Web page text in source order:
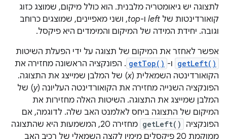
לתצוגה יש גיאומטריה מלבנית. הוא כולל מיקום, שמוצג כזוג
קואורדינטות של left ו-top, ושני מאפיינים, שמוצגים כרוחב
וגובה. יחידת המידה של המיקום והמימדים היא פיקסל.
אפשר לאחזר את המיקום של תצוגה על ידי הפעלת השיטות
getLeft() ו- getTop() . הפונקציה הראשונה מחזירה את
הקואורדינטה השמאלית (x) של המלבן שמייצג את התצוגה.
הפונקציה השנייה מחזירה את הקואורדינטה העליונה (y) של
המלבן שמייצג את התצוגה. השיטות האלה מחזירות את
המיקום של התצוגה ביחס לאלמנט האב שלה. לדוגמה, אם
הפונקציה
getLeft()
מחזירה 20, המשמעות היא שהתצוגה
ממוקמת 20 פיקסלים מימין לקצה השמאלי של רכיב האב